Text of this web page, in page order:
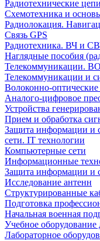
Радиотехнические
Схемотехника и
Радиолокация.
Связь GPS
Радиотехника. ВЧ и
Наглядные пособия
Телекоммуникации.
Телекоммуникации и
Волоконно-
Аналого-цифровое
Устройства
Прием и обработка
Защита информации и
сети. IT технологии
Компьютерные сети
Информационные
Защита информации и
Исследование антенн
Структурированные
Подготовка
Начальная военная
Учебное
Лабораторное